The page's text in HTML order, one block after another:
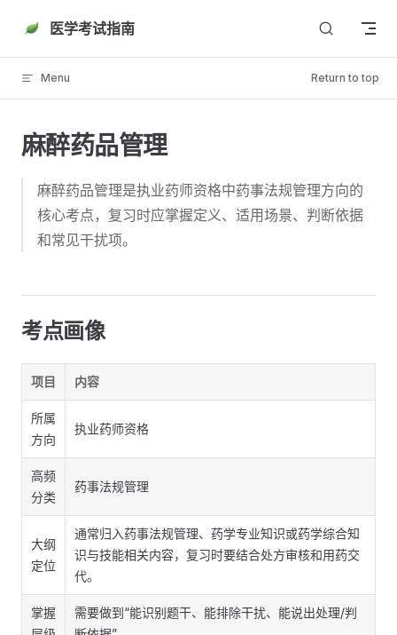
Skip to content
医学考试指南
Menu Return to top
麻醉药品管理
麻醉药品管理是执业药师资格中药事法规管理方向的
核心考点，复习时应掌握定义、适用场景、判断依据
和常见干扰项。
考点画像
项目 内容
所属
方向
执业药师资格
高频
分类
药事法规管理
大纲
定位
通常归入药事法规管理、药学专业知识或药学综合知
识与技能相关内容，复习时要结合处方审核和用药交
代。
掌握
需要做到“能识别题干、能排除干扰、能说出处理/判